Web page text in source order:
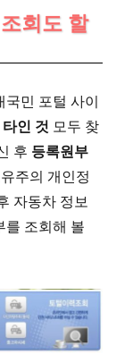
회도 할
국민 포털 사이
인 것 모두 찾
후 등록원부
주의 개인정
자동차 정보
를 조회해 볼